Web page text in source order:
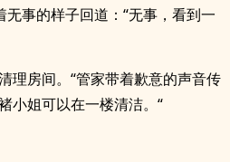
事的样子回道：“无事，看到一
理房间。“管家带着歉意的声音传
小姐可以在一楼清洁。“